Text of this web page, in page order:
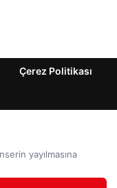
Çerez Politikası
yayılmasına